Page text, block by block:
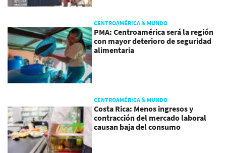
CENTROAMÉRICA & MUNDO
PMA: Centroamérica será la región
con mayor deterioro de seguridad
alimentaria
CENTROAMÉRICA & MUNDO
Costa Rica: Menos ingresos y
contracción del mercado laboral
causan baja del consumo